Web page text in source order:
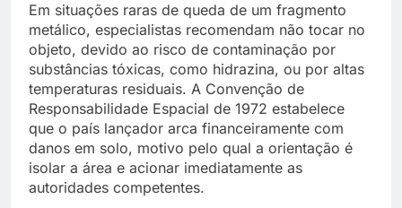
Em situações raras de queda de um fragmento
metálico, especialistas recomendam não tocar no
objeto, devido ao risco de contaminação por
substâncias tóxicas, como hidrazina, ou por altas
temperaturas residuais. A Convenção de
Responsabilidade Espacial de 1972 estabelece
que o país lançador arca financeiramente com
danos em solo, motivo pelo qual a orientação é
isolar a área e acionar imediatamente as
autoridades competentes.